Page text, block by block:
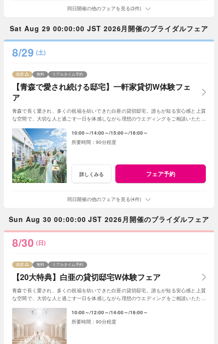
同日開催の他のフェアを見る(3件)
Sat Aug 29 00:00:00 JST 2026月開催のブライダルフェア
8/29 (土)
【青森で愛され続ける邸宅】一軒家貸切W体験フェ
ア
残席 無料 リアルタイム予約
青森で長く愛され、多くの祝福を紡いできた白亜の貸切邸宅。誰もが知る安心感と上質
な空間で、大切な人と過ごす一日を体感しながら理想のウエディングをご相談いただけ
10:00～ 14:00～ 15:00～ 16:00～
90分程度
詳しくみる フェア予約
同日開催の他のフェアを見る(4件)
Sun Aug 30 00:00:00 JST 2026月開催のブライダルフェア
8/30 (日)
【20大特典】白亜の貸切邸宅W体験フェア
残席 無料 リアルタイム予約
青森で長く愛され、多くの祝福を紡いできた白亜の貸切邸宅。誰もが知る安心感と上質
な空間で、大切な人と過ごす一日を体感しながら理想のウエディングをご相談いただけ
10:00～ 12:00～ 14:00～ 16:00～
90分程度